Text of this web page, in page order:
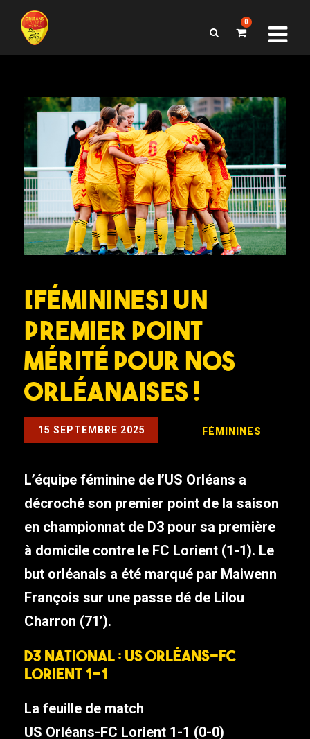
0
[FÉMININES] Un
premier point
mérité pour nos
Orléanaises !
15 SEPTEMBRE 2025 FÉMININES
L’équipe féminine de l’US Orléans a
décroché son premier point de la saison
en championnat de D3 pour sa première
à domicile contre le FC Lorient (1-1). Le
but orléanais a été marqué par Maiwenn
François sur une passe dé de Lilou
Charron (71’).
D3 National : US Orléans-FC
Lorient 1-1
La feuille de match
US Orléans-FC Lorient 1-1 (0-0)